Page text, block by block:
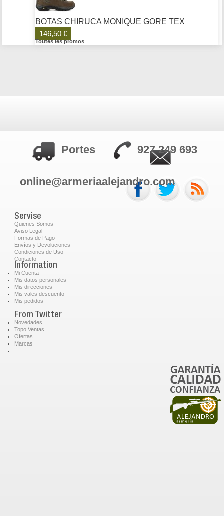
BOTAS CHIRUCA MONIQUE GORE TEX
146,50 €
Toutes les promos
Portes 927 249 693
online@armeriaalejandro.com
Servise
Quienes Somos
Aviso Legal
Formas de Pago
Envíos y Devoluciones
Condiciones de Uso
Contacto
Information
Mi Cuenta
Mis datos personales
Mis direcciones
Mis vales descuento
Mis pedidos
From Twitter
Novedades
Topo Ventas
Ofertas
Marcas